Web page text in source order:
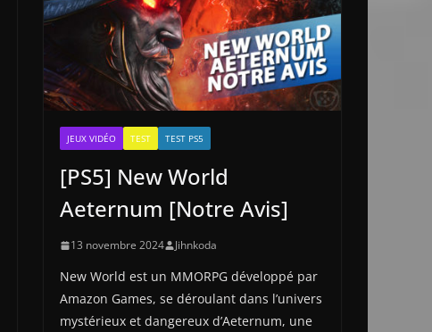
JEUX VIDÉO TEST TEST PS5
[PS5] New World
Aeternum [Notre Avis]
13 novembre 2024 Jihnkoda
New World est un MMORPG développé par
Amazon Games, se déroulant dans l’univers
mystérieux et dangereux d’Aeternum, une